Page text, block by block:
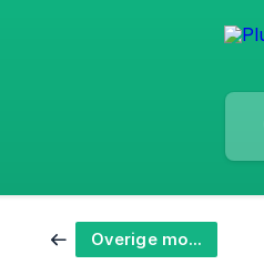
Overige modules